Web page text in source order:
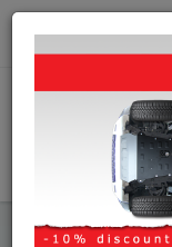
Kryt pod motor Audi